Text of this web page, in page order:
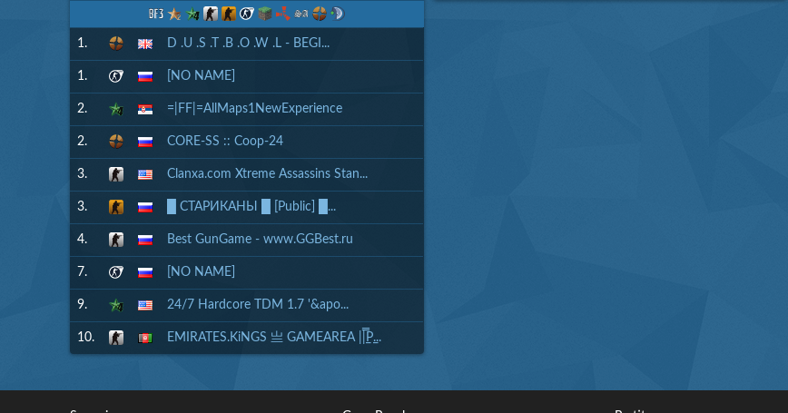
1. D .U .S .T .B .O .W .L - BEGI...
1. [NO NAME]
2. =|FF|=AllMaps1NewExperience
2. CORE-SS :: Coop-24
3. Clanxa.com Xtreme Assassins Stan...
3. █ СТАРИКАНЫ █ [Public] █...
4. Best GunGame - www.GGBest.ru
7. [NO NAME]
9. 24/7 Hardcore TDM 1.7 '&apo...
10. EMIRATES.KiNGS 亗 GAMEAREA ||͇̿P͇...